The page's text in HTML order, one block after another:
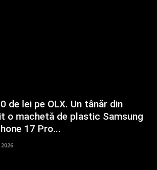
de lei pe OLX. Un tânăr din
o machetă de plastic Samsung
17 Pro...